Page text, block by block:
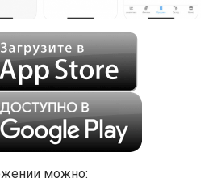
можно: